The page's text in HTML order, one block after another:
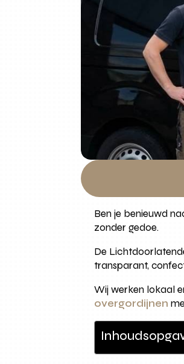
Ben je benieuwd
zonder gedoe.
De
transparant,
Wij werken lokaal
overgordijnen